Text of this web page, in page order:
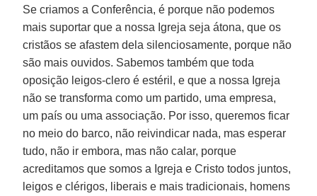
Se criamos a Conferência, é porque não podemos
mais suportar que a nossa Igreja seja átona, que os
cristãos se afastem dela silenciosamente, porque não
são mais ouvidos. Sabemos também que toda
oposição leigos-clero é estéril, e que a nossa Igreja
não se transforma como um partido, uma empresa,
um país ou uma associação. Por isso, queremos ficar
no meio do barco, não reivindicar nada, mas esperar
tudo, não ir embora, mas não calar, porque
acreditamos que somos a Igreja e Cristo todos juntos,
leigos e clérigos, liberais e mais tradicionais, homens